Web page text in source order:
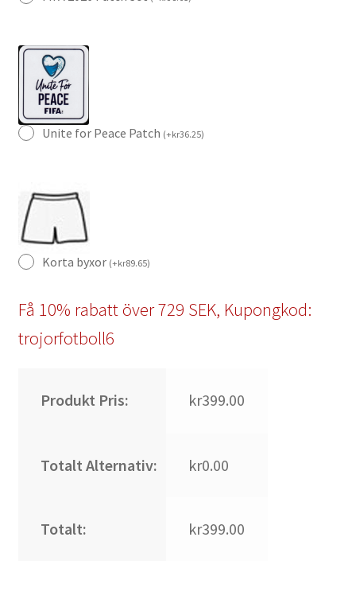
Unite for Peace Patch (+kr36.25)
Korta byxor (+kr89.65)
Få 10% rabatt över 729 SEK, Kupongkod:
trojorfotboll6
Produkt Pris: kr399.00
Totalt Alternativ: kr0.00
Totalt: kr399.00